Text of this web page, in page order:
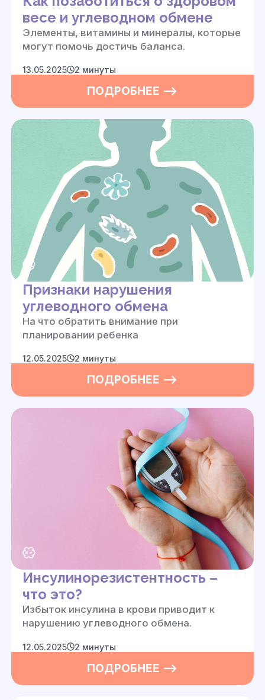
весе и углеводном обмене
Элементы, витамины и минералы, которые
могут помочь достичь баланса.
ПОДРОБНЕЕ —>
13.05.2025 2 минуты
Признаки нарушения
углеводного обмена
На что обратить внимание при
планировании ребенка
ПОДРОБНЕЕ —>
12.05.2025 2 минуты
Инсулинорезистентность –
что это?
Избыток инсулина в крови приводит к
нарушению углеводного обмена.
ПОДРОБНЕЕ —>
12.05.2025 2 минуты